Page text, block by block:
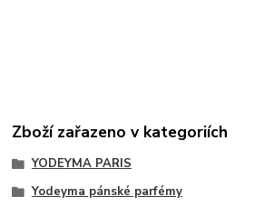
Zboží zařazeno v kategoriích
YODEYMA PARIS
Yodeyma pánské parfémy